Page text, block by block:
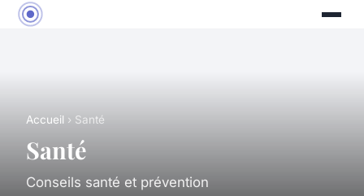
Accueil › Santé
Santé
Conseils santé et prévention